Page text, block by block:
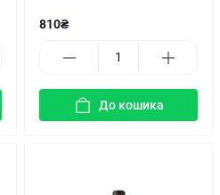
810₴
До кошика